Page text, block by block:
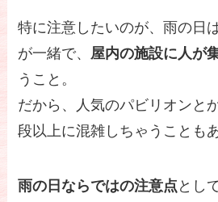
特に注意したいのが、雨の日
が一緒で、 屋内の施設に人が
うこと。
だから、人気のパビリオンと
段以上に混雑しちゃうことも
雨の日ならではの注意点 とし